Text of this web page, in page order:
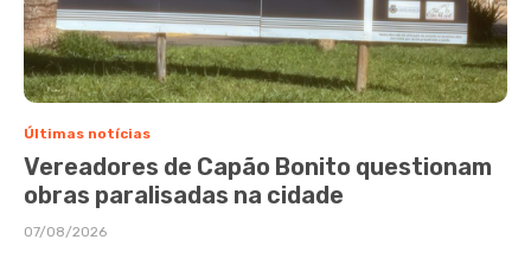
Últimas notícias
Vereadores de Capão Bonito questionam
obras paralisadas na cidade
07/08/2026